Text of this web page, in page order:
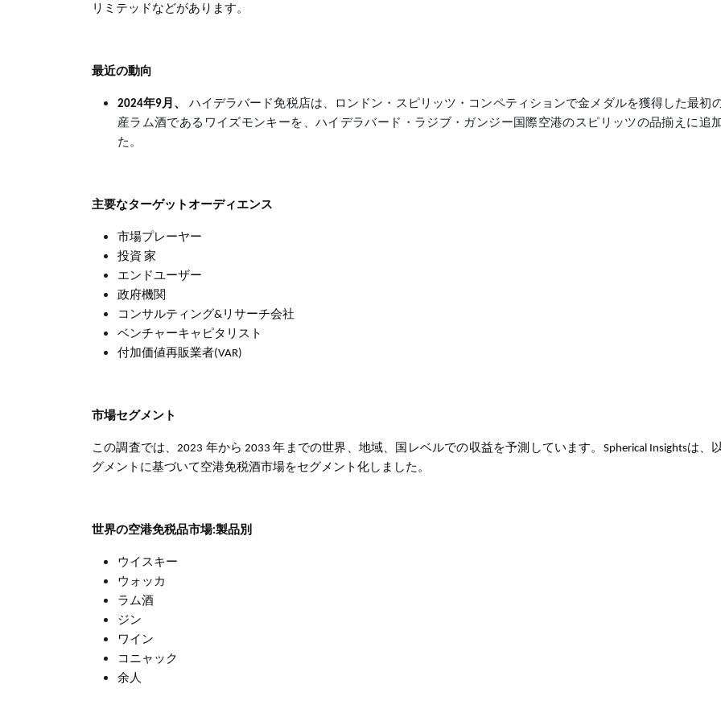
リミテッドなどがあります。
最近の動向
2024年9月、 ハイデラバード免税店は、ロンドン・スピリッツ・コンペティションで金メダルを獲得した最初
産ラム酒であるワイズモンキーを、ハイデラバード・ラジブ・ガンジー国際空港のスピリッツの品揃えに追
た。
主要なターゲットオーディエンス
市場プレーヤー
投資 家
エンドユーザー
政府機関
コンサルティング&リサーチ会社
ベンチャーキャピタリスト
付加価値再販業者(VAR)
市場セグメント
この調査では、2023 年から 2033 年までの世界、地域、国レベルでの収益を予測しています。Spherical Insightsは、
グメントに基づいて空港免税酒市場をセグメント化しました。
世界の空港免税品市場:製品別
ウイスキー
ウォッカ
ラム酒
ジン
ワイン
コニャック
余人